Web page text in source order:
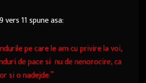
vers 11 spune asa:
pe care le am cu privire la voi,
de pace si nu de nenorocire, ca
si o nadejde.”